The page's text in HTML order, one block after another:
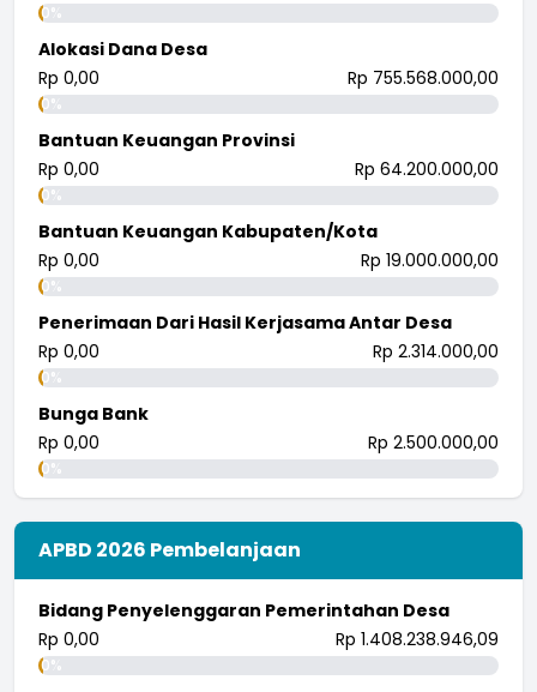
0%
Alokasi Dana Desa
Rp 0,00
Rp 755.568.000,00
0%
Bantuan Keuangan Provinsi
Rp 0,00
Rp 64.200.000,00
0%
Bantuan Keuangan Kabupaten/Kota
Rp 0,00
Rp 19.000.000,00
0%
Penerimaan Dari Hasil Kerjasama Antar Desa
Rp 0,00
Rp 2.314.000,00
0%
Bunga Bank
Rp 0,00
Rp 2.500.000,00
0%
APBD 2026 Pembelanjaan
Bidang Penyelenggaran Pemerintahan Desa
Rp 0,00
Rp 1.408.238.946,09
0%